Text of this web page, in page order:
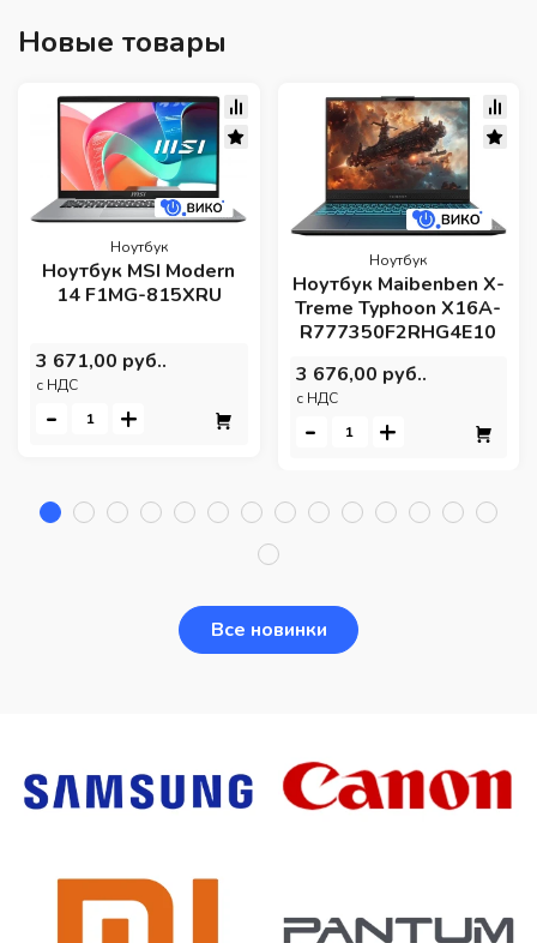
Новые товары
Ноутбук
Ноутбук MSI Modern
14 F1MG-815XRU
3 671,00 руб..
c НДС
- +
Ноутбук
Ноутбук Maibenben X-
Treme Typhoon X16A-
R777350F2RHG4E10
3 676,00 руб..
c НДС
- +
Все новинки